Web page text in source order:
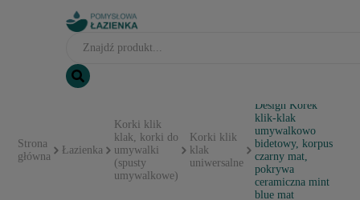
Strona
główna
Łazienka
Korki klik
klak, korki do
umywalki
(spusty
umywalkowe)
Korki klik
klak
uniwersalne
Design Korek
klik-klak
umywalkowo
bidetowy, korpus
czarny mat,
pokrywa
ceramiczna mint
blue mat